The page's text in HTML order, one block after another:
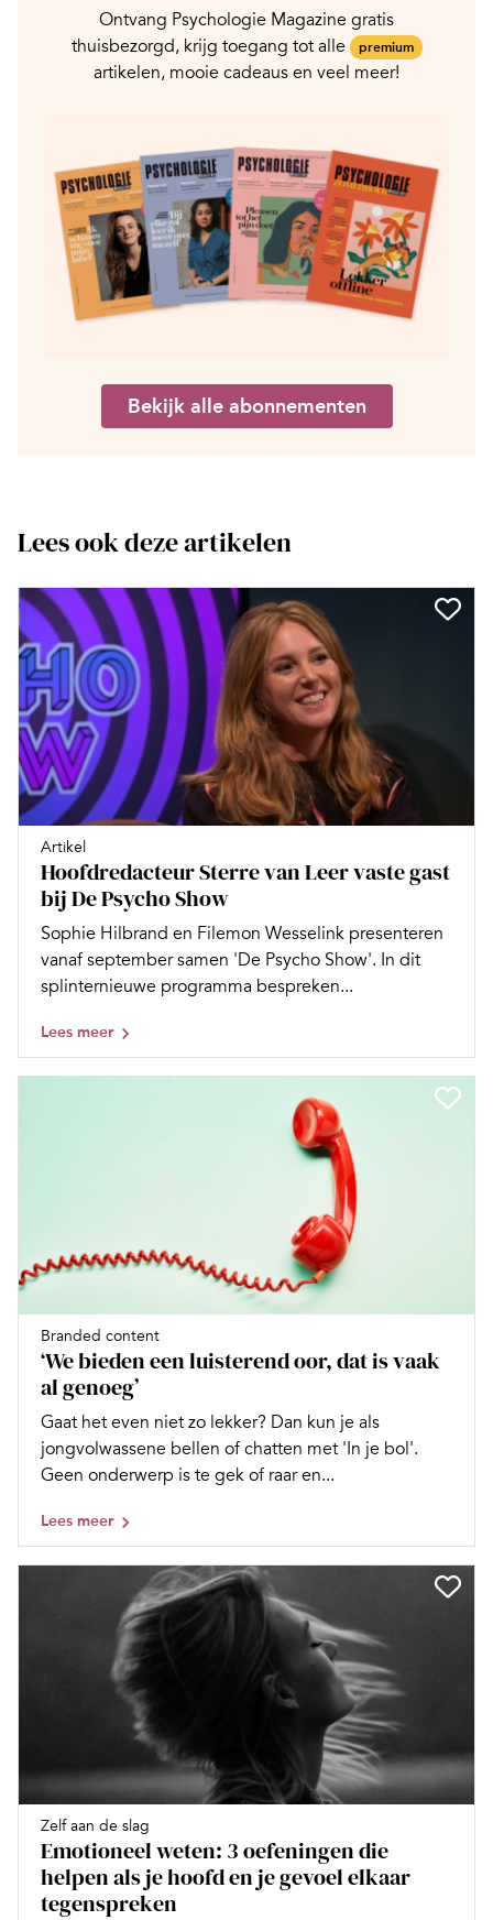
Ontvang Psychologie Magazine gratis
thuisbezorgd, krijg toegang tot alle
premium
artikelen, mooie cadeaus en veel meer!
Bekijk alle abonnementen
Lees ook deze artikelen
Artikel
Hoofdredacteur Sterre van Leer vaste gast
bij De Psycho Show
Sophie Hilbrand en Filemon Wesselink presenteren
vanaf september samen 'De Psycho Show'. In dit
splinternieuwe programma bespreken...
Lees meer
Branded content
‘We bieden een luisterend oor, dat is vaak
al genoeg’
Gaat het even niet zo lekker? Dan kun je als
jongvolwassene bellen of chatten met 'In je bol'.
Geen onderwerp is te gek of raar en...
Lees meer
Zelf aan de slag
Emotioneel weten: 3 oefeningen die
helpen als je hoofd en je gevoel elkaar
tegenspreken